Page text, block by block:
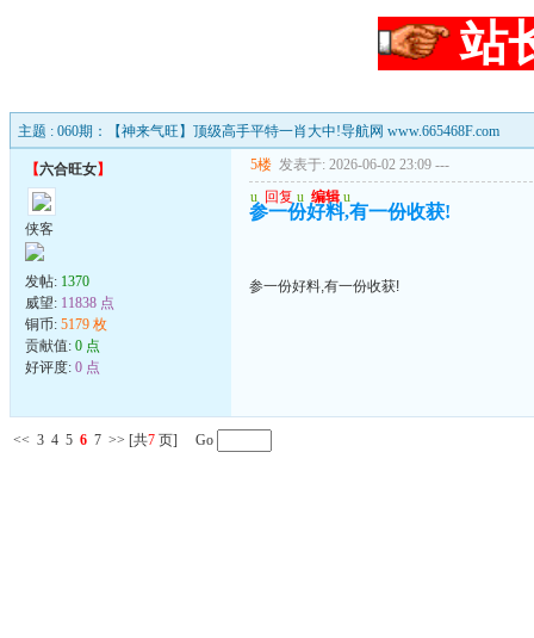
站
主题 : 060期：【神来气旺】顶级高手平特一肖大中!导航网 www.665468F.com
【六合旺女】
侠客
发帖: 1370
威望: 11838 点
铜币: 5179 枚
贡献值: 0 点
好评度: 0 点
5楼 发表于: 2026-06-02 23:09 ---
u 回复 u 编辑 u
参一份好料,有一份收获!
参一份好料,有一份收获!
<< 3 4 5 6 7 >> [共7 页] Go